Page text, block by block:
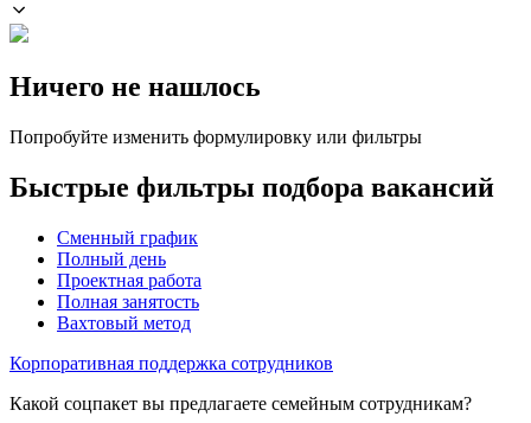
Ничего не нашлось
Попробуйте изменить формулировку или фильтры
Быстрые фильтры подбора вакансий
Сменный график
Полный день
Проектная работа
Полная занятость
Вахтовый метод
Корпоративная поддержка сотрудников
Какой соцпакет вы предлагаете семейным сотрудникам?